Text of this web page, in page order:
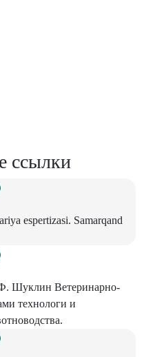
ссылки
espertizasi. Samarqand
Шуклин Ветеринарно-
технологи и